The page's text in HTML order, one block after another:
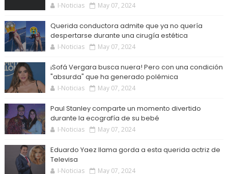
I-Noticias May 07, 2024
Querida conductora admite que ya no quería
despertarse durante una cirugía estética
I-Noticias May 07, 2024
¡Sofá Vergara busca nuera! Pero con una condición
"absurda" que ha generado polémica
I-Noticias May 07, 2024
Paul Stanley comparte un momento divertido
durante la ecografía de su bebé
I-Noticias May 07, 2024
Eduardo Yaez llama gorda a esta querida actriz de
Televisa
I-Noticias May 07, 2024